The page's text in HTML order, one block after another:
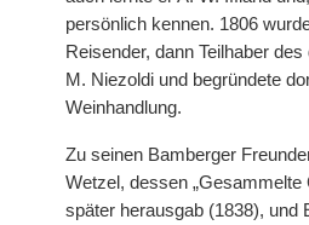
persönlich kennen. 1806
Reisender, dann Teilhaber
M. Niezoldi und begründete
Weinhandlung.
Zu seinen Bamberger
Wetzel, dessen „Gesammelte
später herausgab (1838), und